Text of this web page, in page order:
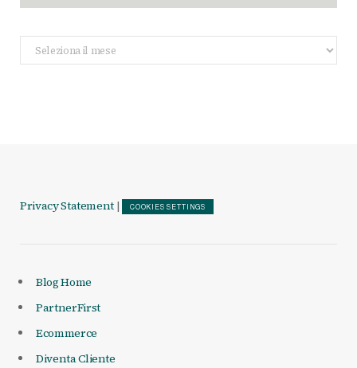
Archivio
Articoli
Privacy Statement | COOKIES SETTINGS
Blog Home
PartnerFirst
Ecommerce
Diventa Cliente